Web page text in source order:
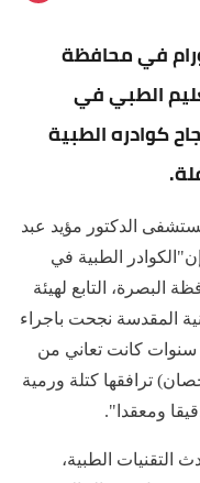
في محافظة
الطبي في
كوادره الطبية
الدكتور مؤيد عبد
الطبية في
البصرة، التابع لهيئة
المقدسة نجحت باجراء
جراحية لطفلة تبلغ من العمر ( 4) سنوات كانت تعاني من
ترافقها كتلة ورمية
ومعقدا".
التقنيات الطبية،